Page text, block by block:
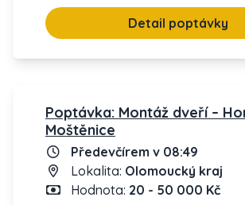
Detail poptávky
Poptávka: Montáž dveří –
Moštěnice
Předevčírem v 08:49
Lokalita: Olomoucký kraj
Hodnota: 20 - 50 000 Kč